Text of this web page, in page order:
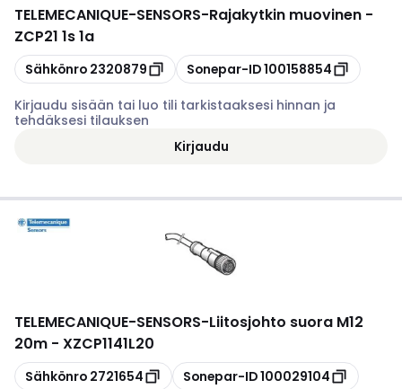
TELEMECANIQUE-SENSORS-Rajakytkin muovinen -
ZCP21 1s 1a
Kopioi
Sähkönro 2320879 Kopioi
Sonepar-ID100158854
Kirjaudu sisään tai luo tili tarkistaaksesi hinnan ja
tehdäksesi tilauksen
Kirjaudu
TELEMECANIQUE-SENSORS-Liitosjohto suora M12
20m - XZCP1141L20
Kopioi
Sähkönro 2721654 Kopioi
Sonepar-ID100029104